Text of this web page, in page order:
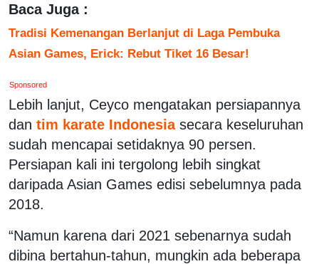
Baca Juga :
Tradisi Kemenangan Berlanjut di Laga Pembuka
Asian Games, Erick: Rebut Tiket 16 Besar!
Sponsored
Lebih lanjut, Ceyco mengatakan persiapannya
dan tim karate Indonesia secara keseluruhan
sudah mencapai setidaknya 90 persen.
Persiapan kali ini tergolong lebih singkat
daripada Asian Games edisi sebelumnya pada
2018.
“Namun karena dari 2021 sebenarnya sudah
dibina bertahun-tahun, mungkin ada beberapa